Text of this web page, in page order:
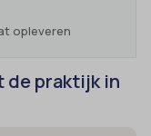
opleveren
de praktijk in